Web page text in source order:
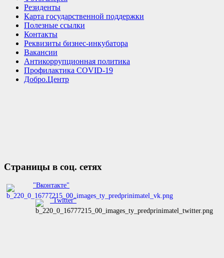
Резиденты
Карта государственной поддержки
Полезные ссылки
Контакты
Реквизиты бизнес-инкубатора
Вакансии
Антикоррупционная политика
Профилактика COVID-19
Добро.Центр
Страницы в соц. сетях
"Вконтакте"
"Twitter"